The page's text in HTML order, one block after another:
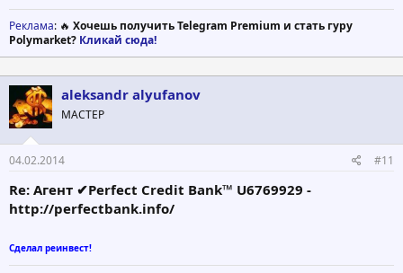
Реклама: 🔥 Хочешь получить Telegram Premium и стать гуру
Polymarket? Кликай сюда!
aleksandr alyufanov
МАСТЕР
04.02.2014 #11
Re: Агент ✔Perfect Credit Bank™ U6769929 -
http://perfectbank.info/
Сделал реинвест!